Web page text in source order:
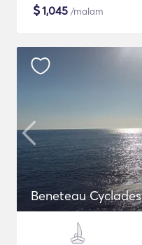
$1,045 /malam
Beneteau Cyclades